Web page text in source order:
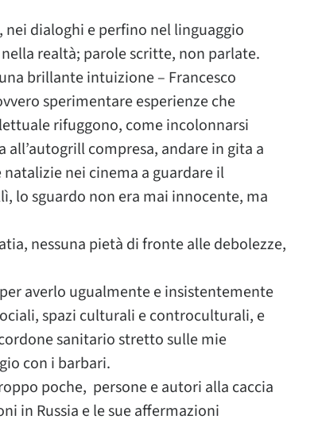
dialoghi e perfino nel linguaggio
realtà; parole scritte, non parlate.
brillante intuizione – Francesco
sperimentare esperienze che
rifuggono, come incolonnarsi
all’autogrill compresa, andare in gita a
nei cinema a guardare il
lo sguardo non era mai innocente, ma
nessuna pietà di fronte alle debolezze,
averlo ugualmente e insistentemente
spazi culturali e controculturali, e
sanitario stretto sulle mie
con i barbari.
poche, persone e autori alla caccia
in Russia e le sue affermazioni